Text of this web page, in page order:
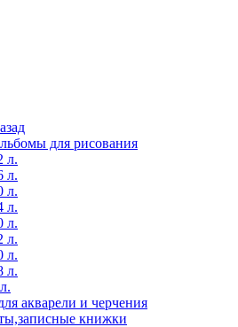
для рисования
л.
л.
л.
л.
л.
л.
л.
л.
акварели и черчения
книжки